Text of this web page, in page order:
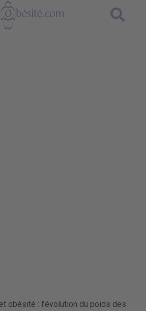
obésité : l’évolution du poids des